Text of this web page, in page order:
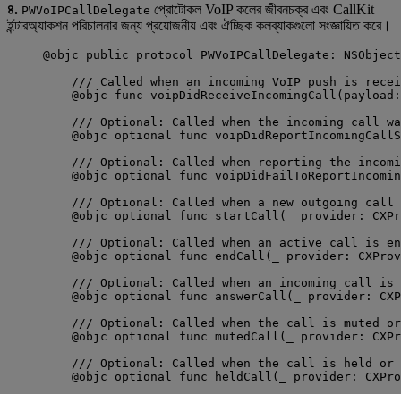
৪. PWVoIPCallDelegate প্রোটোকল VoIP কলের জীবনচক্র এবং CallKit
ইন্টারঅ্যাকশন পরিচালনার জন্য প্রয়োজনীয় এবং ঐচ্ছিক কলব্যাকগুলো সংজ্ঞায়িত করে।
@objc public protocol PWVoIPCallDelegate:
/// Called when an incoming VoIP push is
@objc
func voipDidReceiveIncomingCall ( payload
/// Optional: Called when the incoming call
@objc
optional func
/// Optional: Called when reporting the
@objc
optional func
/// Optional: Called when a new outgoing
@objc
optional func startCall ( provider :
/// Optional: Called when an active call is
@objc
optional func endCall ( provider :
/// Optional: Called when an incoming call is
@objc
optional func answerCall ( provider :
/// Optional: Called when the call is muted or
@objc
optional func mutedCall ( provider :
/// Optional: Called when the call is held or
@objc
optional func heldCall ( provider :